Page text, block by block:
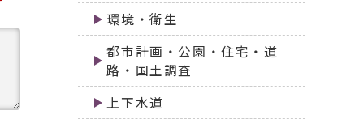
環境・衛生
都市計画・公園・住宅・道
路・国土調査
上下水道